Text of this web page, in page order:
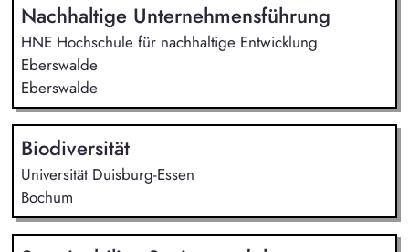
Nachhaltige Unternehmensführung
HNE Hochschule für nachhaltige Entwicklung
Eberswalde
Eberswalde
Biodiversität
Universität Duisburg-Essen
Bochum